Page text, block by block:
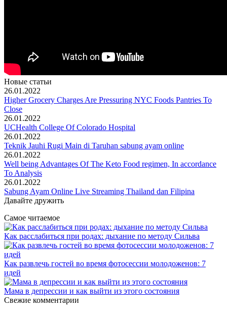
Новые статьи
26.01.2022
Higher Grocery Charges Are Pressuring NYC Foods Pantries To
Close
26.01.2022
UCHealth College Of Colorado Hospital
26.01.2022
Teknik Jauhi Rugi Main di Taruhan sabung ayam online
26.01.2022
Well being Advantages Of The Keto Food regimen, In accordance
To Analysis
26.01.2022
Sabung Ayam Online Live Streaming Thailand dan Filipina
Давайте дружить
Самое читаемое
Как расслабиться при родах: дыхание по методу Сильва
Как развлечь гостей во время фотосессии молодоженов: 7
идей
Мама в депрессии и как выйти из этого состояния
Свежие комментарии